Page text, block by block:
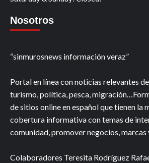
Nosotros
“sinmurosnews información veraz”
Portal en línea con noticias relevantes
turismo, política, pesca,
de sitios online en español que tienen la
cobertura informativa con temas de
comunidad, promover negocios,
Colaboradores Teresita Rodríguez